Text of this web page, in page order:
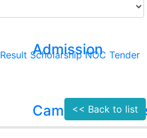
Admission
Campus
Result Scholarship NOC Tender
<< Back to list